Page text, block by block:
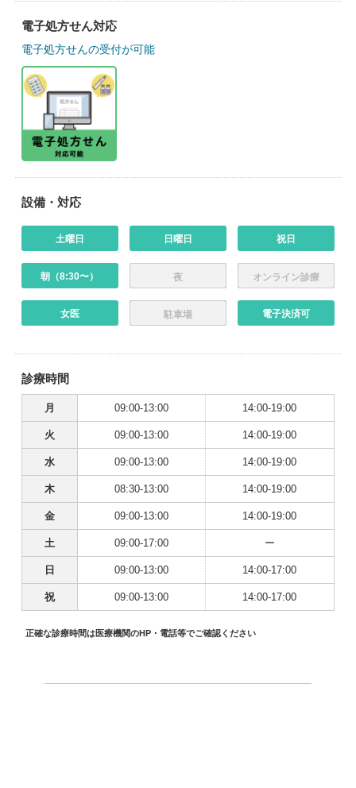
電子処方せん対応
電子処方せんの受付が可能
設備・対応
土曜日 日曜日 祝日
朝（8:30〜） 夜 オンライン診療
女医 駐車場 電子決済可
診療時間
月 09:00-13:00 14:00-19:00
火 09:00-13:00 14:00-19:00
水 09:00-13:00 14:00-19:00
木 08:30-13:00 14:00-19:00
金 09:00-13:00 14:00-19:00
土 09:00-17:00 ー
日 09:00-13:00 14:00-17:00
祝 09:00-13:00 14:00-17:00
正確な診療時間は医療機関のHP・電話等でご確認ください